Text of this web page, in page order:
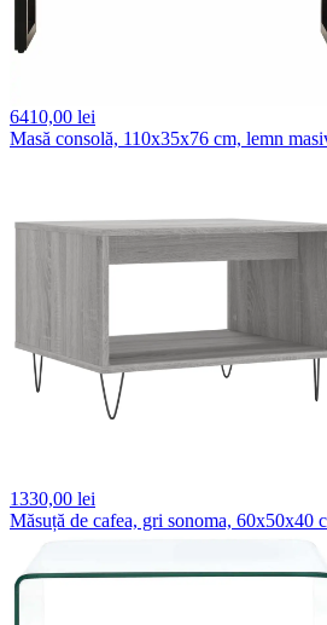
6410,00 lei
Masă consolă, 110x35x76 cm, lemn
1330,00 lei
Măsuță de cafea, gri sonoma, 60x50x40